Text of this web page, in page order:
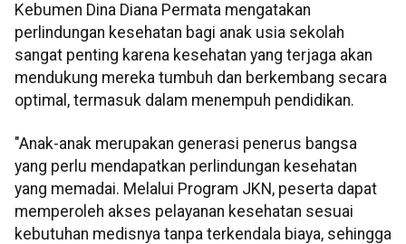
Kebumen Dina Diana Permata mengatakan
perlindungan kesehatan bagi anak usia sekolah
sangat penting karena kesehatan yang terjaga akan
mendukung mereka tumbuh dan berkembang secara
optimal, termasuk dalam menempuh pendidikan.
"Anak-anak merupakan generasi penerus bangsa
yang perlu mendapatkan perlindungan kesehatan
yang memadai. Melalui Program JKN, peserta dapat
memperoleh akses pelayanan kesehatan sesuai
kebutuhan medisnya tanpa terkendala biaya, sehingga